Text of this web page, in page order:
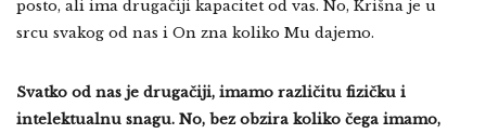
posto, ali ima drugačiji kapacitet od vas. No, Krišna je u
srcu svakog od nas i On zna koliko Mu dajemo.
Svatko od nas je drugačiji, imamo različitu fizičku i
intelektualnu snagu. No, bez obzira koliko čega imamo,